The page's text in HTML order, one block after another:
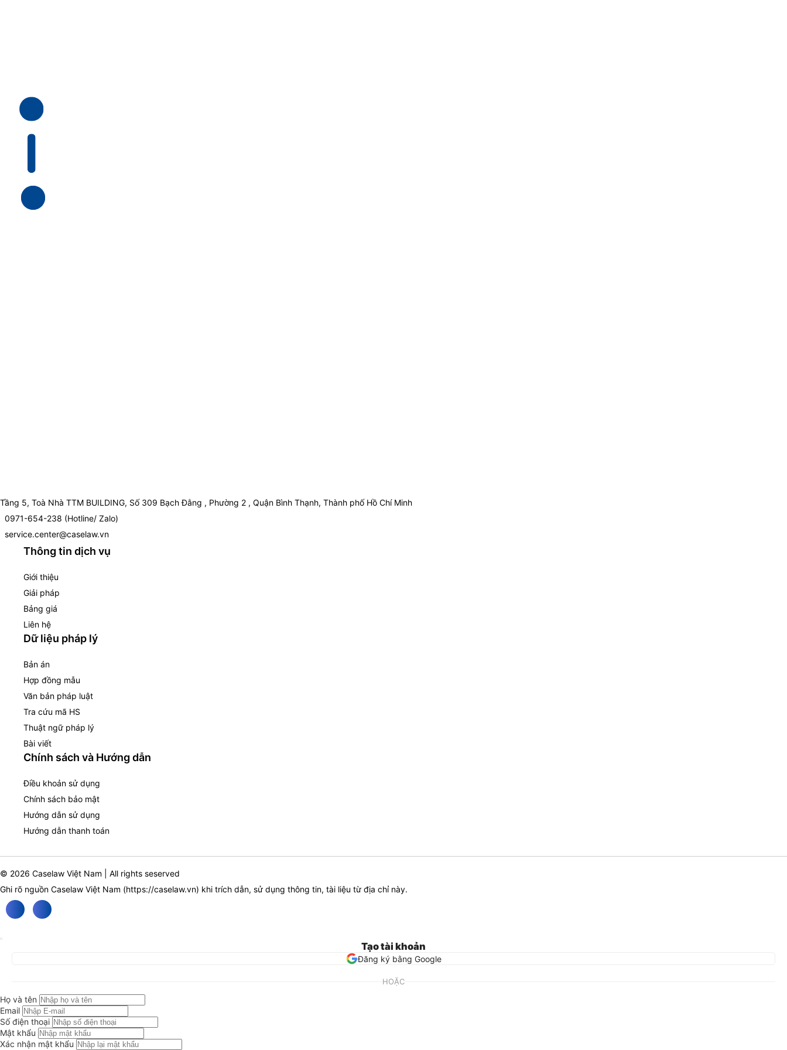
Tầng 5, Toà Nhà TTM BUILDING, Số 309 Bạch Đằng , Phường 2 , Quận Bình Thạnh, Thành phố Hồ Chí Minh
0971-654-238 (Hotline/ Zalo)
service.center@caselaw.vn
Thông tin dịch vụ
Giới thiệu
Giải pháp
Bảng giá
Liên hệ
Dữ liệu pháp lý
Bản án
Hợp đồng mẫu
Văn bản pháp luật
Tra cứu mã HS
Thuật ngữ pháp lý
Bài viết
Chính sách và Hướng dẫn
Điều khoản sử dụng
Chính sách bảo mật
Hướng dẫn sử dụng
Hướng dẫn thanh toán
© 2026 Caselaw Việt Nam | All rights seserved
Ghi rõ nguồn Caselaw Việt Nam (https://caselaw.vn) khi trích dẫn, sử dụng thông tin, tài liệu từ địa chỉ này.
Tạo tài khoản
Đăng ký bằng Google
HOẶC
Họ và tên
Email
Số điện thoại
Mật khẩu
Xác nhận mật khẩu